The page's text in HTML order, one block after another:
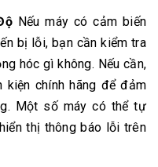
Nếu máy có cảm biến
bị lỗi, bạn cần kiểm tra
hóc gì không. Nếu cần,
kiện chính hãng để đảm
Một số máy có thể tự
thị thông báo lỗi trên